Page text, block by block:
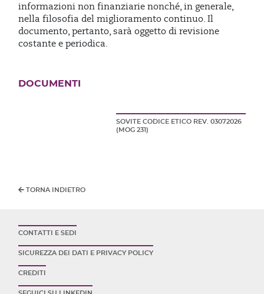
informazioni non finanziarie nonché, in generale,
nella filosofia del miglioramento continuo. Il
documento, pertanto, sarà oggetto di revisione
costante e periodica.
DOCUMENTI
SOVITE CODICE ETICO REV. 03072026
(MOG 231)
TORNA INDIETRO
CONTATTI E SEDI
SICUREZZA DEI DATI E PRIVACY POLICY
CREDITI